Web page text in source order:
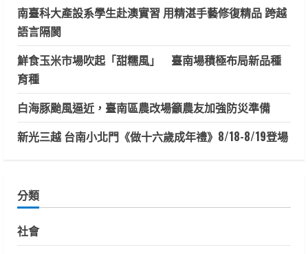
南臺科大產設系學生赴澳實習 用精湛手藝修復精品 跨越
語言隔閡
鮮食玉米市場吹起「甜糯風」 臺南場積極布局新品種
育種
白海豚颱風逼近，臺南區農改場籲農友加強防災準備
新光三越 台南小北門《做十六歲成年禮》8/18-8/19登場
分類
社會